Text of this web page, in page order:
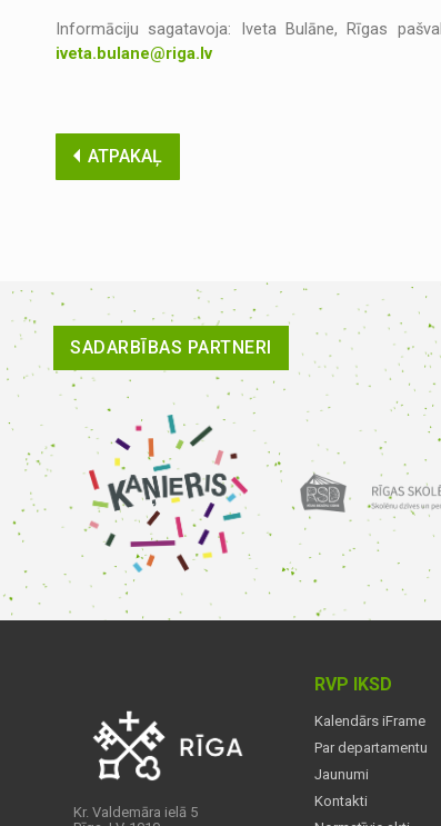
Informāciju sagatavoja: Iveta Bulāne, Rīgas
iveta.bulane@riga.lv
ATPAKAĻ
SADARBĪBAS PARTNERI
Kr. Valdemāra ielā 5
RVP IKSD
Kalendārs iFrame
Par departamentu
Jaunumi
Kontakti